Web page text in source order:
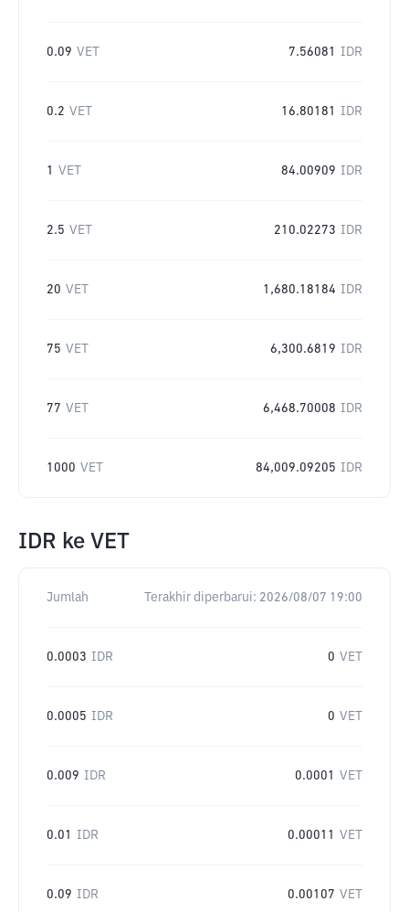
0.09 VET 7.56081 IDR
0.2 VET 16.80181 IDR
1 VET 84.00909 IDR
2.5 VET 210.02273 IDR
20 VET 1,680.18184 IDR
75 VET 6,300.6819 IDR
77 VET 6,468.70008 IDR
1000 VET 84,009.09205 IDR
IDR ke VET
Jumlah Terakhir diperbarui: 2026/08/07 19:00
0.0003 IDR 0 VET
0.0005 IDR 0 VET
0.009 IDR 0.0001 VET
0.01 IDR 0.00011 VET
0.09 IDR 0.00107 VET